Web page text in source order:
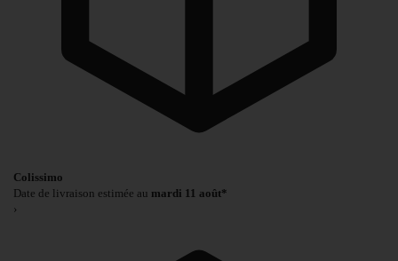
Colissimo
Date de livraison estimée au mardi 11 août*
›